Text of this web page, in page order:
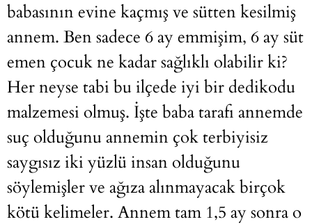
babasının evine kaçmış ve sütten kesilmiş
annem. Ben sadece 6 ay emmişim, 6 ay süt
emen çocuk ne kadar sağlıklı olabilir ki?
Her neyse tabi bu ilçede iyi bir dedikodu
malzemesi olmuş. İşte baba tarafı annemde
suç olduğunu annemin çok terbiyisiz
saygısız iki yüzlü insan olduğunu
söylemişler ve ağıza alınmayacak birçok
kötü kelimeler. Annem tam 1,5 ay sonra o